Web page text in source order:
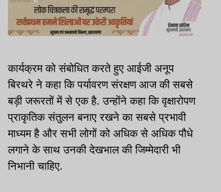
कार्यक्रम को संबोधित करते हुए आईजी अनूप
बिरथरे ने कहा कि पर्यावरण संरक्षण आज की सबसे
बड़ी जरूरतों में से एक है. उन्होंने कहा कि वृक्षारोपण
प्राकृतिक संतुलन बनाए रखने का सबसे प्रभावी
माध्यम है और सभी लोगों को अधिक से अधिक पौधे
लगाने के साथ उनकी देखभाल की जिम्मेदारी भी
निभानी चाहिए.